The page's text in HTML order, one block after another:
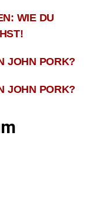
WIE DU
JOHN PORK?
JOHN PORK?